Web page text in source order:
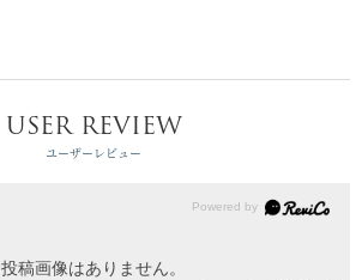
USER REVIEW
ユーザーレビュー
投稿画像はありません。